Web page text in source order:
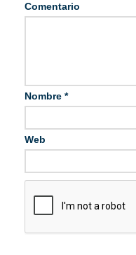
Comentario
Nombre *
Web